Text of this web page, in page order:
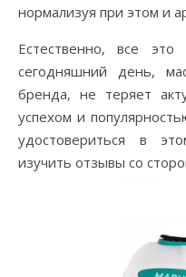
нормализуя при этом и
Естественно, все
сегодняшний день,
бренда, не теряет
успехом и
удостовериться в
изучить отзывы со